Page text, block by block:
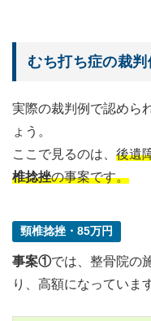
むち打ち症の裁
実際の裁判例で認めら
ょう。
ここで見るのは、 後遺
椎捻挫の事案です。
頸椎捻挫・85万円
事案①では、整骨院の
り、高額になっていま